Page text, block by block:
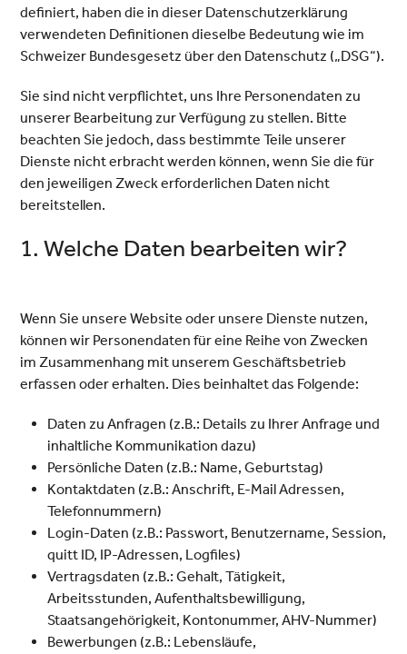
definiert, haben die in dieser Datenschutzerklärung
verwendeten Definitionen dieselbe Bedeutung wie im
Schweizer Bundesgesetz über den Datenschutz („DSG“).
Sie sind nicht verpflichtet, uns Ihre Personendaten zu
unserer Bearbeitung zur Verfügung zu stellen. Bitte
beachten Sie jedoch, dass bestimmte Teile unserer
Dienste nicht erbracht werden können, wenn Sie die für
den jeweiligen Zweck erforderlichen Daten nicht
bereitstellen.
1. Welche Daten bearbeiten wir?
Wenn Sie unsere Website oder unsere Dienste nutzen,
können wir Personendaten für eine Reihe von Zwecken
im Zusammenhang mit unserem Geschäftsbetrieb
erfassen oder erhalten. Dies beinhaltet das Folgende:
Daten zu Anfragen (z.B.: Details zu Ihrer Anfrage und
inhaltliche Kommunikation dazu)
Persönliche Daten (z.B.: Name, Geburtstag)
Kontaktdaten (z.B.: Anschrift, E-Mail Adressen,
Telefonnummern)
Login-Daten (z.B.: Passwort, Benutzername, Session,
quitt ID, IP-Adressen, Logfiles)
Vertragsdaten (z.B.: Gehalt, Tätigkeit,
Arbeitsstunden, Aufenthaltsbewilligung,
Staatsangehörigkeit, Kontonummer, AHV-Nummer)
Bewerbungen (z.B.: Lebensläufe,